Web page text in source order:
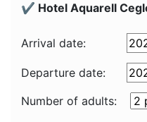
✔️ Hotel Aquarell
Arrival date:
Departure date:
Number of adults: